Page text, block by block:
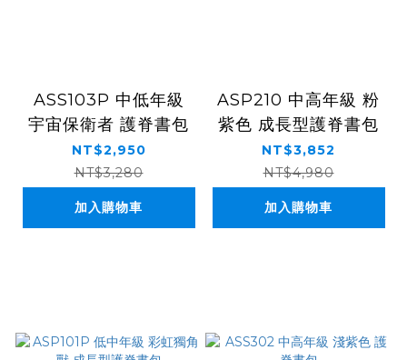
ASS103P 中低年級
宇宙保衛者 護脊書包
NT$2,950
NT$3,280
加入購物車
ASP210 中高年級 粉
紫色 成長型護脊書包
NT$3,852
NT$4,980
加入購物車